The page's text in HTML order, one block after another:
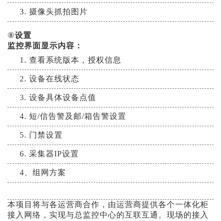
3. 摄像头抓拍图片
⑧设置
监控界面显示内容：
1. 查看系统版本，授权信息
2. 设备在线状态
3. 设备具体设备点值
4. 短/信告警及邮/箱告警设置
5. 门禁设置
6. 采集器IP设置
4、组网方案
本项目将与各运营商合作，由运营商提供各个一体化柜
接入网络，实现与总监控中心的互联互通。 现场的接入